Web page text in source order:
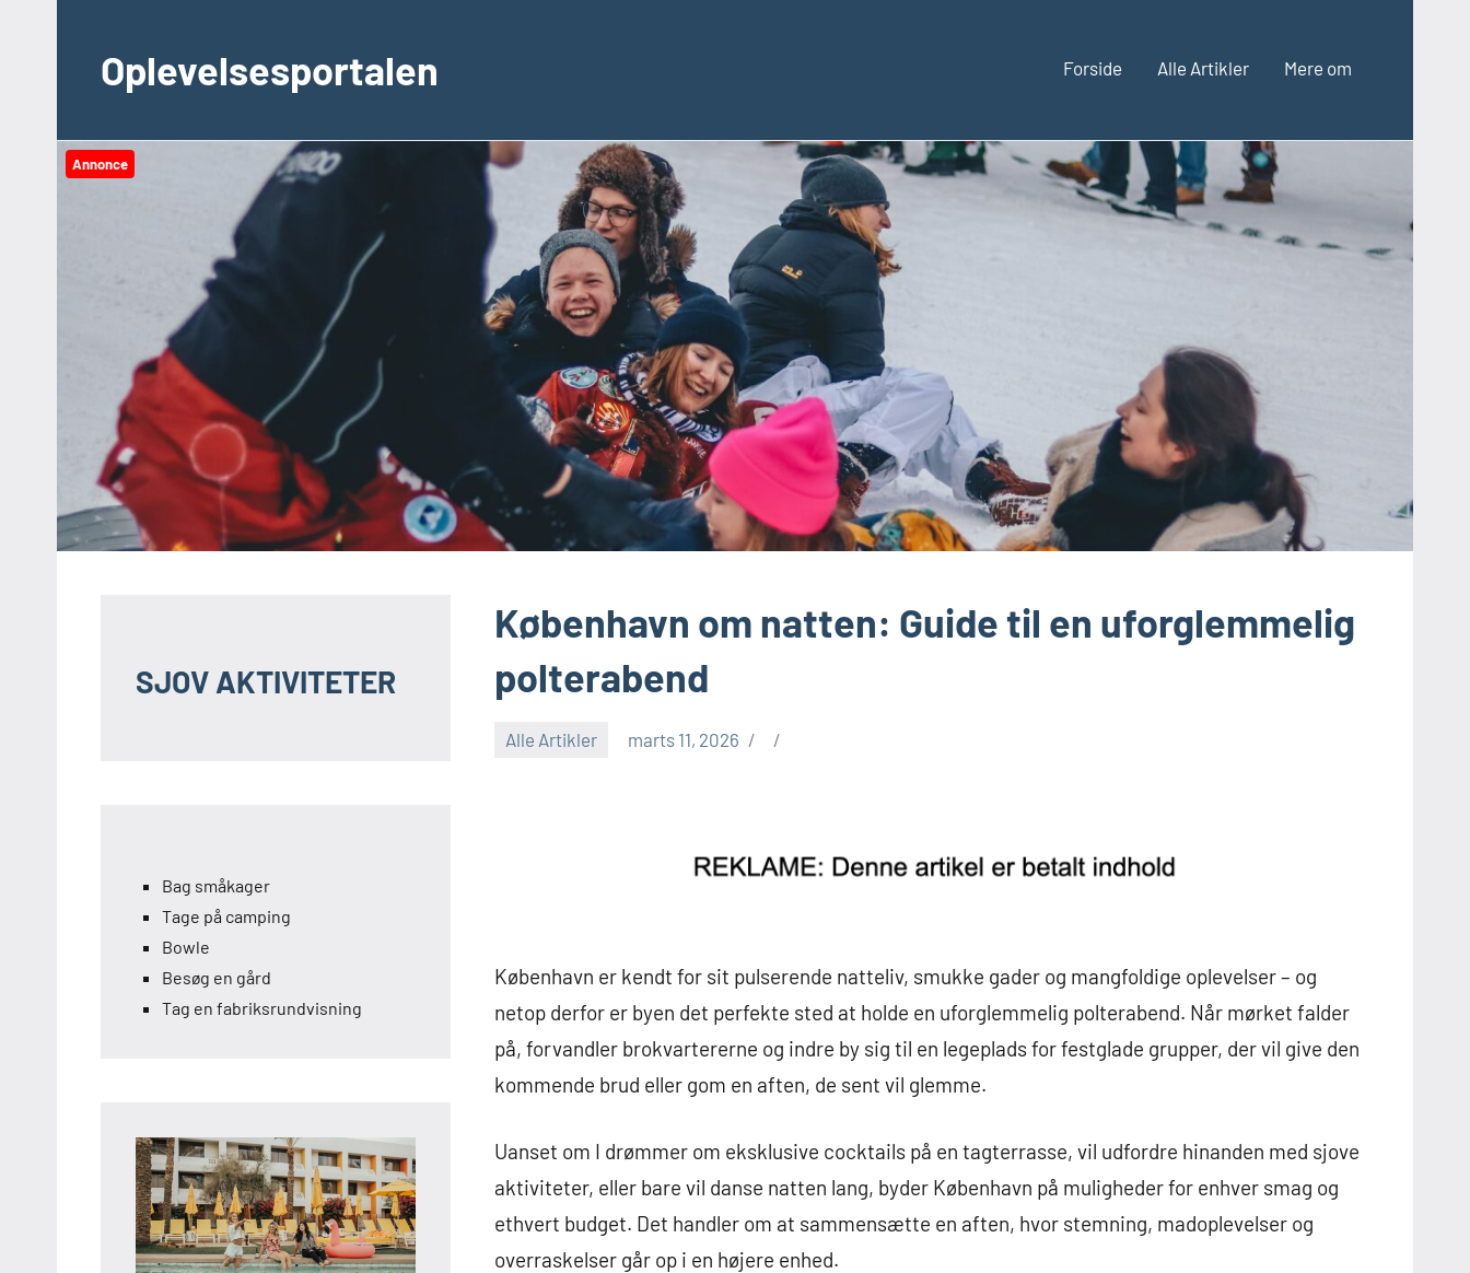
indholdOplevelsesportalen Forside Alle Artikler Mere om
Annonce
København om natten: Guide til en uforglemmelig
polterabend
Alle Artikler marts 11, 2026
København er kendt for sit pulserende natteliv, smukke gader og mangfoldige oplevelser – og
netop derfor er byen det perfekte sted at holde en uforglemmelig polterabend. Når mørket falder
på, forvandler brokvartererne og indre by sig til en legeplads for festglade grupper, der vil give den
kommende brud eller gom en aften, de sent vil glemme.
Uanset om I drømmer om eksklusive cocktails på en tagterrasse, vil udfordre hinanden med sjove
aktiviteter, eller bare vil danse natten lang, byder København på muligheder for enhver smag og
ethvert budget. Det handler om at sammensætte en aften, hvor stemning, madoplevelser og
overraskelser går op i en højere enhed.
SJOV AKTIVITETER
Bag småkager
Tage på camping
Bowle
Besøg en gård
Tag en fabriksrundvisning